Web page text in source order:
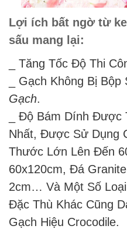
Lợi ích bất ngờ từ
sấu mang lại:
_ Tăng Tốc Độ Thi
_ Gạch Không Bị Bộp
Gạch.
_ Độ Bám Dính
Nhất, Được Sử Dụng
Thước Lớn Lên Đến
60x120cm, Đá
2cm… Và Một Số
Đặc Thù Khác Cũng
Gạch Hiệu Crocodile.